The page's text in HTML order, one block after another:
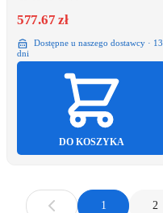
577.67 zł
Dostępne u naszego dostawcy · 13
dni
DO KOSZYKA
1 2